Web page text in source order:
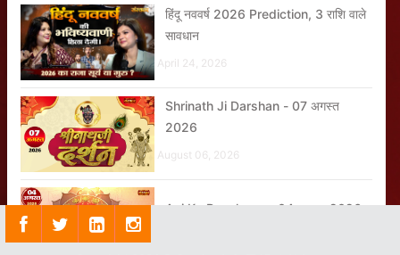
हिंदू नववर्ष 2026 Prediction, 3 राशि वाले
सावधान
April 24, 2026
Shrinath Ji Darshan - 07 अगस्त
2026
August 06, 2026
Aaj Ka Panchang - 04 अगस्त 2026